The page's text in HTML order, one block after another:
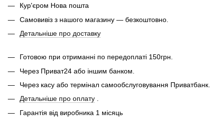
Кур'єром Нова пошта
Самовивіз з нашого магазину — безкоштовно.
Детальніше про доставку
Готовою при отриманні по передоплаті 150грн.
Через Приват24 або іншим банком.
Через касу або термінал самообслуговування Приватбанк.
Детальніше про оплату .
Гарантія від виробника 1 місяць